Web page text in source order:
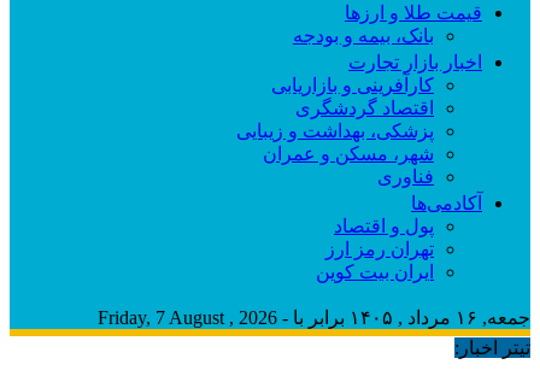
قیمت طلا و ارزها
بانک، بیمه و بودجه
اخبار بازار تجارت
کارآفرینی و بازاریابی
اقتصاد گردشگری
پزشکی، بهداشت و زیبایی
شهر، مسکن و عمران
فناوری
آکادمی‌ها
پول و اقتصاد
تهران رمز ارز
ایران بیت کوین
جمعه, ۱۶ مرداد , ۱۴۰۵ برابر با - Friday, 7 August , 2026
تیتر اخبار: